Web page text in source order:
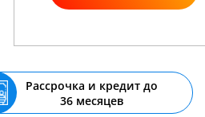
Рассрочка и кредит до
36 месяцев